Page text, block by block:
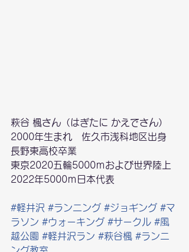
萩谷 楓さん（はぎたに かえでさん）
2000年生まれ　佐久市浅科地区出身
長野東高校卒業
東京2020五輪5000ｍおよび世界陸上
2022年5000ｍ日本代表
#軽井沢 #ランニング #ジョギング #マ
ラソン #ウォーキング #サークル #風
越公園 #軽井沢ラン #萩谷楓 #ランニ
ング教室